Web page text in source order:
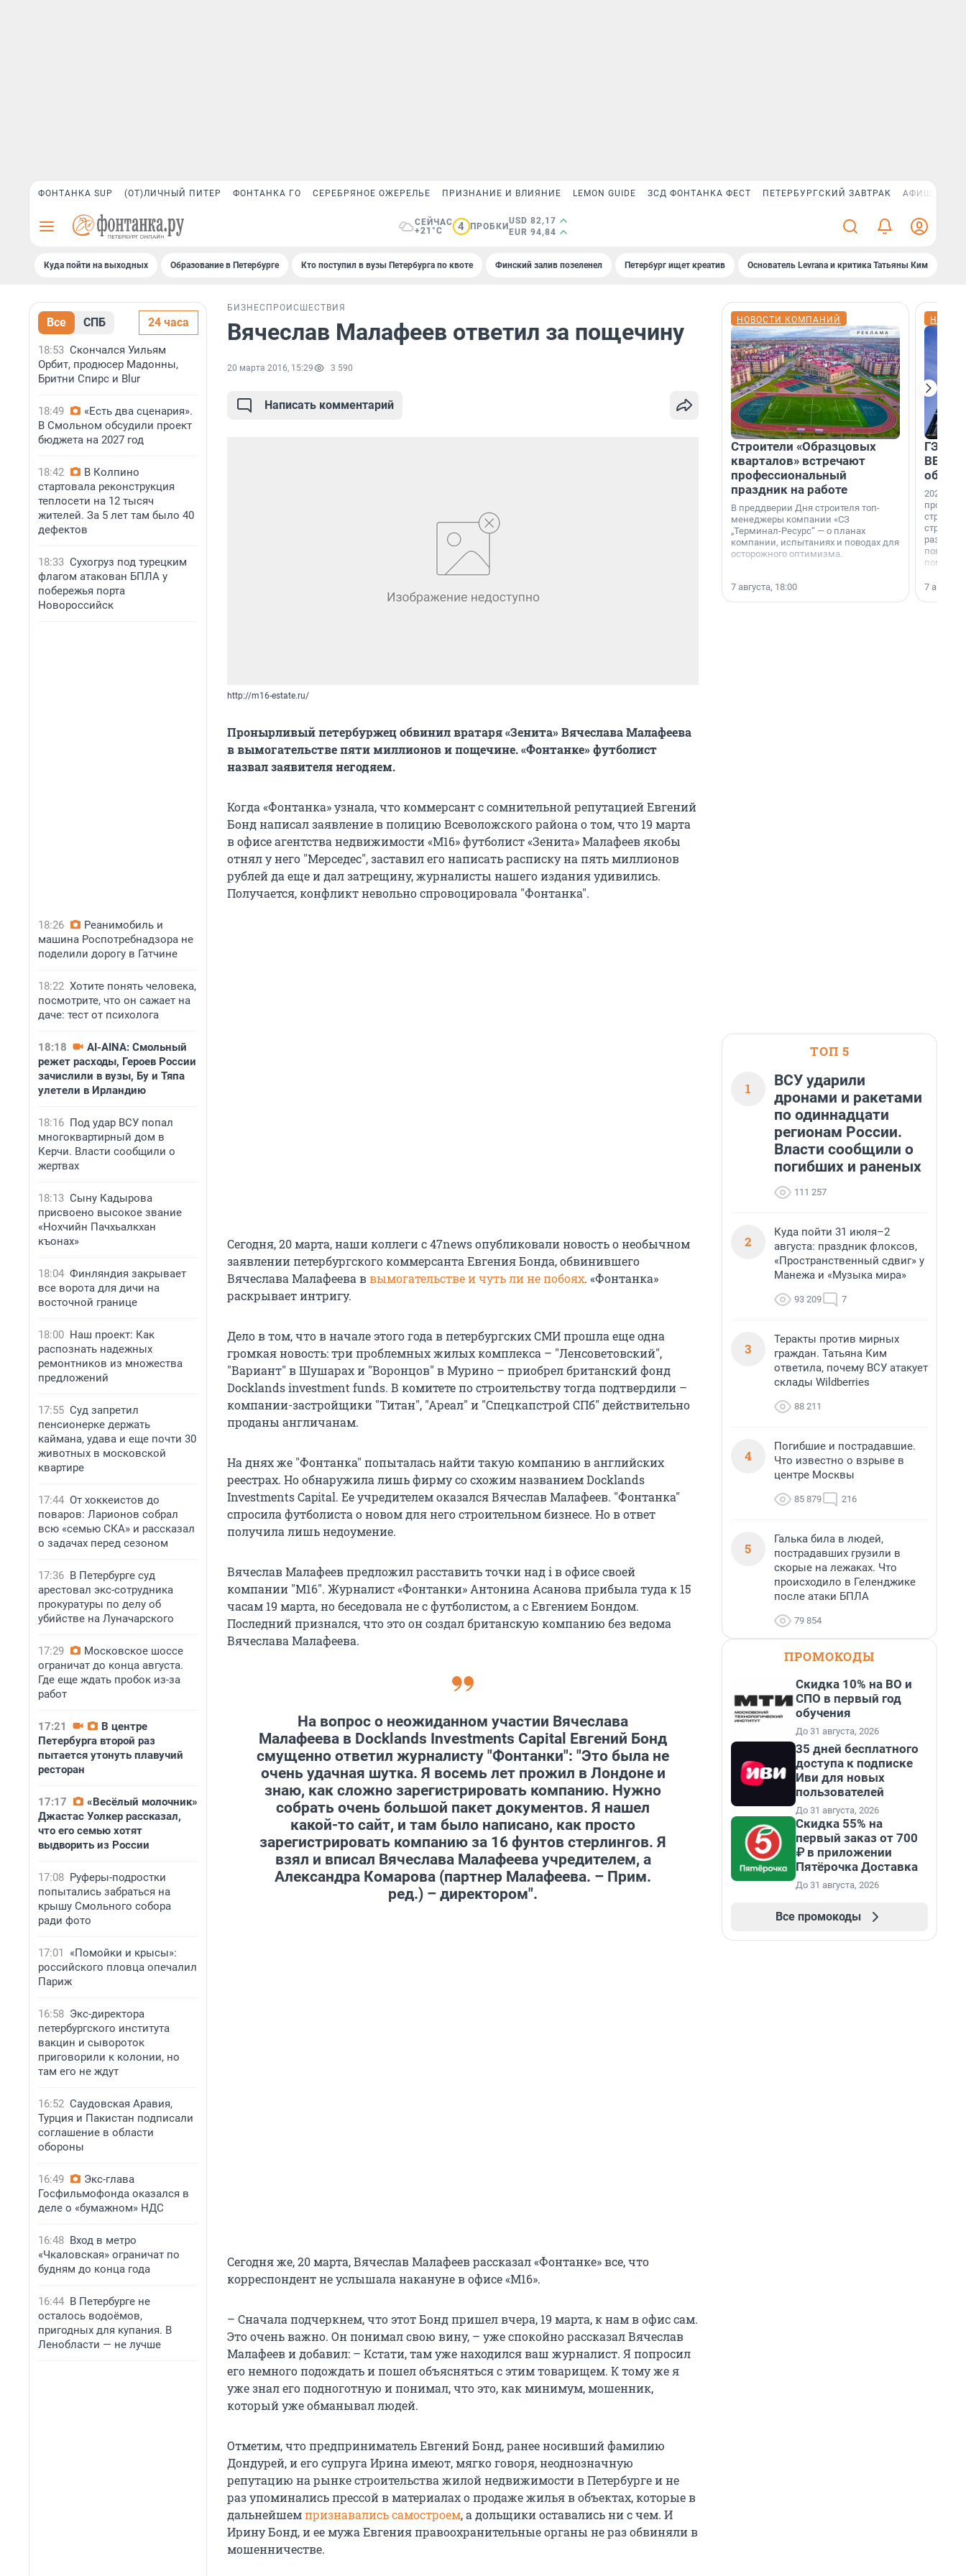
ФОНТАНКА SUP (ОТ)ЛИЧНЫЙ ПИТЕР ФОНТАНКА ГО СЕРЕБРЯНОЕ ОЖЕРЕЛЬЕ ПРИЗНАНИЕ И ВЛИЯНИЕ LEMON GUIDE ЗСД ФОНТАНКА ФЕСТ ПЕТЕРБУРГСКИЙ ЗАВТРАК АФИША PLUS
СЕЙЧАС
+21°C
4 ПРОБКИ
USD 82,17
EUR 94,84
Куда пойти на выходных Образование в Петербурге Кто поступил в вузы Петербурга по квоте Финский залив позеленел Петербург ищет креатив Основатель Levrana и критика Татьяны Ким
Все СПБ 24 часа
18:53 Скончался Уильям
Орбит, продюсер Мадонны,
Бритни Спирс и Blur
18:49
«Есть два сценария».
В Смольном обсудили проект
бюджета на 2027 год
18:42
В Колпино
стартовала реконструкция
теплосети на 12 тысяч
жителей. За 5 лет там было 40
дефектов
18:33 Сухогруз под турецким
флагом атакован БПЛА у
побережья порта
Новороссийск
18:26
Реанимобиль и
машина Роспотребнадзора не
поделили дорогу в Гатчине
18:22 Хотите понять человека,
посмотрите, что он сажает на
даче: тест от психолога
18:18
AI-AINA: Смольный
режет расходы, Героев России
зачислили в вузы, Бу и Тяпа
улетели в Ирландию
18:16 Под удар ВСУ попал
многоквартирный дом в
Керчи. Власти сообщили о
жертвах
18:13 Сыну Кадырова
присвоено высокое звание
«Нохчийн Пачхьалкхан
къонах»
18:04 Финляндия закрывает
все ворота для дичи на
восточной границе
18:00 Наш проект: Как
распознать надежных
ремонтников из множества
предложений
17:55 Суд запретил
пенсионерке держать
каймана, удава и еще почти 30
животных в московской
квартире
17:44 От хоккеистов до
поваров: Ларионов собрал
всю «семью СКА» и рассказал
о задачах перед сезоном
17:36 В Петербурге суд
арестовал экс-сотрудника
прокуратуры по делу об
убийстве на Луначарского
17:29
Московское шоссе
ограничат до конца августа.
Где еще ждать пробок из-за
работ
17:21
В центре
Петербурга второй раз
пытается утонуть плавучий
ресторан
17:17
«Весёлый молочник»
Джастас Уолкер рассказал,
что его семью хотят
выдворить из России
17:08 Руферы-подростки
попытались забраться на
крышу Смольного собора
ради фото
17:01
«Помойки и крысы»:
российского пловца опечалил
Париж
16:58 Экс-директора
петербургского института
вакцин и сывороток
приговорили к колонии, но
там его не ждут
16:52 Саудовская Аравия,
Турция и Пакистан подписали
соглашение в области
обороны
16:49
Экс-глава
Госфильмофонда оказался в
деле о «бумажном» НДС
16:48 Вход в метро
«Чкаловская» ограничат по
будням до конца года
16:44 В Петербурге не
осталось водоёмов,
пригодных для купания. В
Ленобласти — не лучше
БИЗНЕС ПРОИСШЕСТВИЯ
Вячеслав Малафеев ответил за пощечину
20 марта 2016, 15:29 3 590
Написать комментарий
http://m16-estate.ru/
Пронырливый петербуржец обвинил вратаря «Зенита» Вячеслава Малафеева
в вымогательстве пяти миллионов и пощечине. «Фонтанке» футболист
назвал заявителя негодяем.
Когда «Фонтанка» узнала, что коммерсант с сомнительной репутацией Евгений
Бонд написал заявление в полицию Всеволожского района о том, что 19 марта
в офисе агентства недвижимости «М16» футболист «Зенита» Малафеев якобы
отнял у него "Мерседес", заставил его написать расписку на пять миллионов
рублей да еще и дал затрещину, журналисты нашего издания удивились.
Получается, конфликт невольно спровоцировала "Фонтанка".
Сегодня, 20 марта, наши коллеги с 47news опубликовали новость о необычном
заявлении петербургского коммерсанта Евгения Бонда, обвинившего
Вячеслава Малафеева ввымогательстве и чуть ли не побоях. «Фонтанка»
раскрывает интригу.
Дело в том, что в начале этого года в петербургских СМИ прошла еще одна
громкая новость: три проблемных жилых комплекса – "Ленсоветовский",
"Вариант" в Шушарах и "Воронцов" в Мурино – приобрел британский фонд
Docklands investment funds. В комитете по строительству тогда подтвердили –
компании-застройщики "Титан", "Ареал" и "Спецкапстрой СПб" действительно
проданы англичанам.
На днях же "Фонтанка" попыталась найти такую компанию в английских
реестрах. Но обнаружила лишь фирму со схожим названием Docklands
Investments Capital. Ее учредителем оказался Вячеслав Малафеев. "Фонтанка"
спросила футболиста о новом для него строительном бизнесе. Но в ответ
получила лишь недоумение.
Вячеслав Малафеев предложил расставить точки над i в офисе своей
компании "М16". Журналист «Фонтанки» Антонина Асанова прибыла туда к 15
часам 19 марта, но беседовала не с футболистом, а с Евгением Бондом.
Последний признался, что это он создал британскую компанию без ведома
Вячеслава Малафеева.
На вопрос о неожиданном участии Вячеслава
Малафеева в Docklands Investments Capital Евгений Бонд
смущенно ответил журналисту "Фонтанки": "Это была не
очень удачная шутка. Я восемь лет прожил в Лондоне и
знаю, как сложно зарегистрировать компанию. Нужно
собрать очень большой пакет документов. Я нашел
какой-то сайт, и там было написано, как просто
зарегистрировать компанию за 16 фунтов стерлингов. Я
взял и вписал Вячеслава Малафеева учредителем, а
Александра Комарова (партнер Малафеева. – Прим.
ред.) – директором".
Сегодня же, 20 марта, Вячеслав Малафеев рассказал «Фонтанке» все, что
корреспондент не услышала накануне в офисе «М16».
– Сначала подчеркнем, что этот Бонд пришел вчера, 19 марта, к нам в офис сам.
Это очень важно. Он понимал свою вину, – уже спокойно рассказал Вячеслав
Малафеев и добавил: – Кстати, там уже находился ваш журналист. Я попросил
его немного подождать и пошел объясняться с этим товарищем. К тому же я
уже знал его подноготную и понимал, что это, как минимум, мошенник,
который уже обманывал людей.
Отметим, что предприниматель Евгений Бонд, ранее носивший фамилию
Дондурей, и его супруга Ирина имеют, мягко говоря, неоднозначную
репутацию на рынке строительства жилой недвижимости в Петербурге и не
раз упоминались прессой в материалах о продаже жилья в объектах, которые в
дальнейшемпризнавались самостроем, а дольщики оставались ни с чем. И
Ирину Бонд, и ее мужа Евгения правоохранительные органы не раз обвиняли в
мошенничестве.
НОВОСТИ КОМПАНИЙ
Строители «Образцовых
кварталов» встречают
профессиональный
праздник на работе
В преддверии Дня строителя топ-
менеджеры компании «СЗ
„Терминал-Ресурс“ — о планах
компании, испытаниях и поводах для
осторожного оптимизма.
7 августа, 18:00
ГЭС,
ВВП: в
об
2026-й —
раз. В
7
ТОП 5
1
ВСУ ударили
дронами и ракетами
по одиннадцати
регионам России.
Власти сообщили о
погибших и раненых
111 257
2
Куда пойти 31 июля–2
августа: праздник флоксов,
«Пространственный сдвиг» у
Манежа и «Музыка мира»
93 209 7
3
Теракты против мирных
граждан. Татьяна Ким
ответила, почему ВСУ атакует
склады Wildberries
88 211
4
Погибшие и пострадавшие.
Что известно о взрыве в
центре Москвы
85 879 216
5
Галька била в людей,
пострадавших грузили в
скорые на лежаках. Что
происходило в Геленджике
после атаки БПЛА
79 854
ПРОМОКОДЫ
Скидка 10% на ВО и
СПО в первый год
обучения
До 31 августа, 2026
35 дней бесплатного
доступа к подписке
Иви для новых
пользователей
До 31 августа, 2026
Скидка 55% на
первый заказ от 700
₽ в приложении
Пятёрочка Доставка
До 31 августа, 2026
Все промокоды